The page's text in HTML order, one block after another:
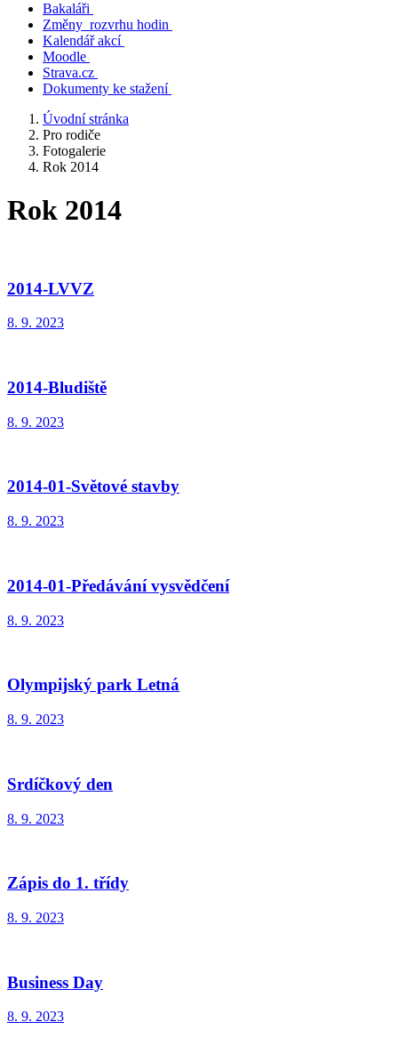
Bakaláři
Změny rozvrhu hodin
Kalendář akcí
Moodle
Strava.cz
Dokumenty ke stažení
Úvodní stránka
Pro rodiče
Fotogalerie
Rok 2014
Rok 2014
2014-LVVZ
8. 9. 2023
2014-Bludiště
8. 9. 2023
2014-01-Světové stavby
8. 9. 2023
2014-01-Předávání vysvědčení
8. 9. 2023
Olympijský park Letná
8. 9. 2023
Srdíčkový den
8. 9. 2023
Zápis do 1. třídy
8. 9. 2023
Business Day
8. 9. 2023